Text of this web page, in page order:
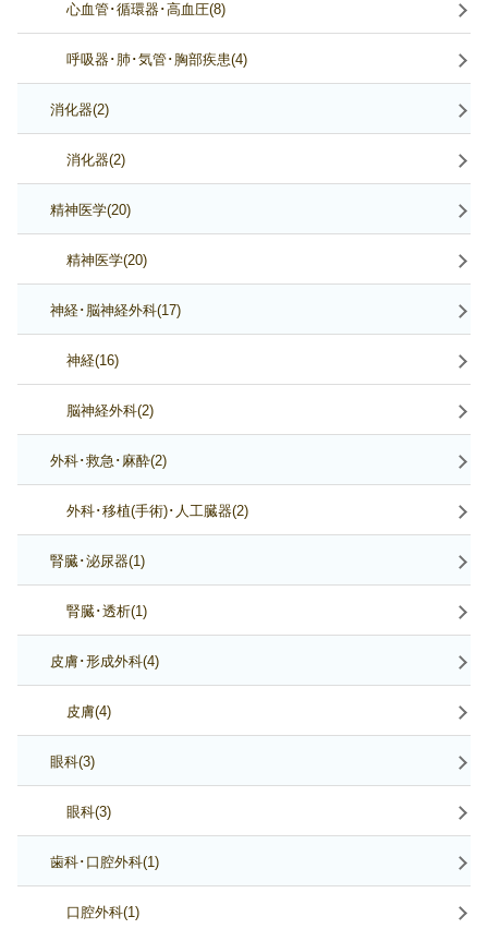
心血管･循環器･高血圧(8)
呼吸器･肺･気管･胸部疾患(4)
消化器(2)
消化器(2)
精神医学(20)
精神医学(20)
神経･脳神経外科(17)
神経(16)
脳神経外科(2)
外科･救急･麻酔(2)
外科･移植(手術)･人工臓器(2)
腎臓･泌尿器(1)
腎臓･透析(1)
皮膚･形成外科(4)
皮膚(4)
眼科(3)
眼科(3)
歯科･口腔外科(1)
口腔外科(1)